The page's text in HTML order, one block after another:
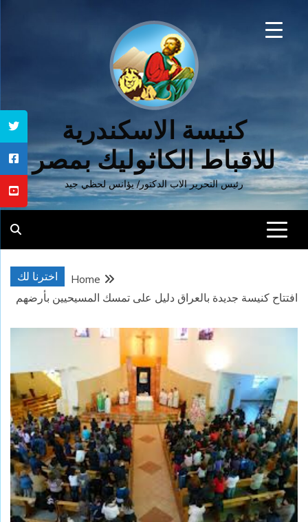
كنيسة الاسكندرية
للاقباط الكاثوليك بمصر
رئيس التحرير الاب الدكتور/ يؤانس لحظي جيد
اخترنا لك
Home
افتتاح كنيسة جديدة بالعراق دليل على تمسك المسيحيين بأرضهم